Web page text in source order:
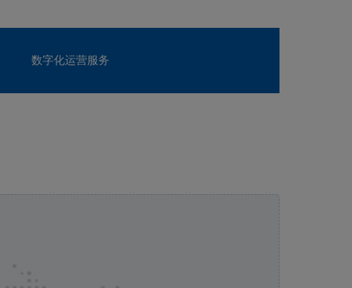
数字化运营服务